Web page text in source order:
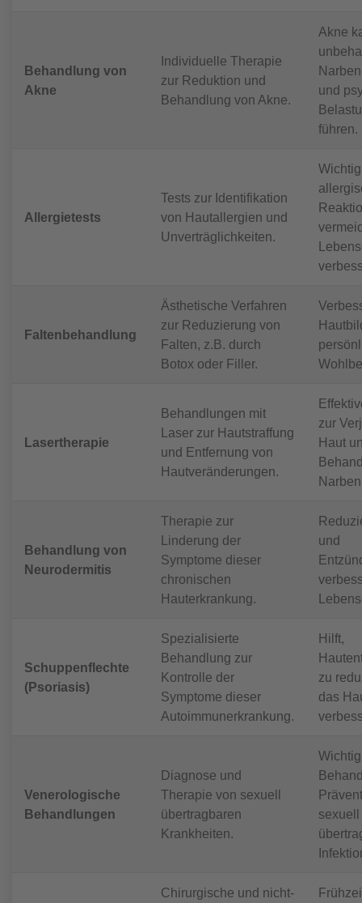
Behandlung von
Akne
Individuelle Therapie
zur Reduktion und
Behandlung von Akne.
Akne
und
führen.
Allergietests
Tests zur Identifikation
von Hautallergien und
Unverträglichkeiten.
Faltenbehandlung
Ästhetische Verfahren
zur Reduzierung von
Falten, z.B. durch
Botox oder Filler.
Lasertherapie
Behandlungen mit
Laser zur Hautstraffung
und Entfernung von
Hautveränderungen.
zur
Haut
Behandlung von
Neurodermitis
Therapie zur
Linderung der
Symptome dieser
chronischen
Hauterkrankung.
und
Schuppenflechte
(Psoriasis)
Spezialisierte
Behandlung zur
Kontrolle der
Symptome dieser
Autoimmunerkrankung.
Hilft,
zu
das
Venerologische
Behandlungen
Diagnose und
Therapie von sexuell
übertragbaren
Krankheiten.
sexuell
Chirurgische und nicht-